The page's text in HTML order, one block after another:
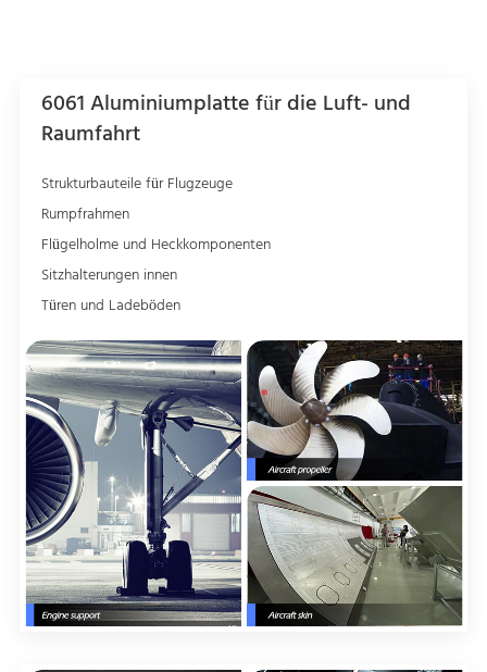
6061 Aluminiumplatte für die Luft- und
Raumfahrt
Strukturbauteile für Flugzeuge
Rumpfrahmen
Flügelholme und Heckkomponenten
Sitzhalterungen innen
Türen und Ladeböden